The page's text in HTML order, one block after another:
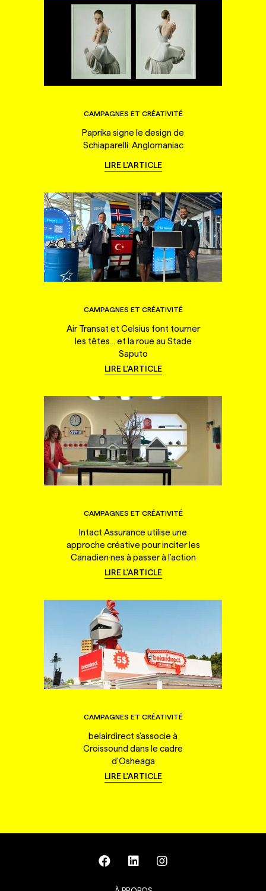
CAMPAGNES ET CRÉATIVITÉ
Paprika signe le design de
Schiaparelli: Anglomaniac
LIRE L'ARTICLE
CAMPAGNES ET CRÉATIVITÉ
Air Transat et Celsius font tourner
les têtes... et la roue au Stade
Saputo
LIRE L'ARTICLE
CAMPAGNES ET CRÉATIVITÉ
Intact Assurance utilise une
approche créative pour inciter les
Canadien·nes à passer à l'action
LIRE L'ARTICLE
CAMPAGNES ET CRÉATIVITÉ
belairdirect s'associe à
Croissound dans le cadre
d'Osheaga
LIRE L'ARTICLE